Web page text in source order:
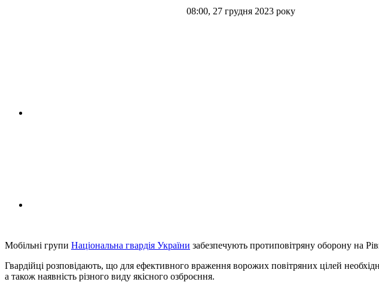
08:00, 27 грудня 2023 року
Мобільні групи Національна гвардія України забезпечують протиповітряну оборону на
Гвардійці розповідають, що для ефективного враження ворожих повітряних цілей
а також наявність різного виду якісного озброєння.